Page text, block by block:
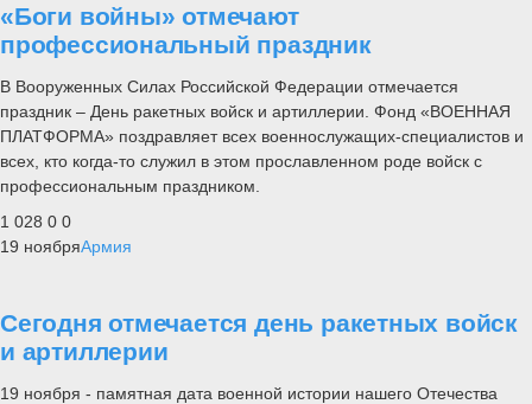
«Боги войны» отмечают
профессиональный праздник
В Вооруженных Силах Российской Федерации отмечается
праздник – День ракетных войск и артиллерии. Фонд «ВОЕННАЯ
ПЛАТФОРМА» поздравляет всех военнослужащих-специалистов и
всех, кто когда-то служил в этом прославленном роде войск с
профессиональным праздником.
1 028 0 0
19 ноябряАрмия
Сегодня отмечается день ракетных войск
и артиллерии
19 ноября - памятная дата военной истории нашего Отечества